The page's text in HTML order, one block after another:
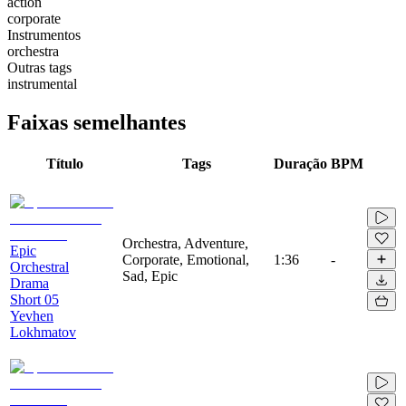
corporate
Instrumentos
orchestra
Outras tags
instrumental
Faixas semelhantes
Título Tags Duração BPM
Epic
Orchestral
Drama
Short 05
Yevhen
Lokhmatov
Orchestra, Adventure,
Corporate, Emotional,
Sad, Epic
1:36 -